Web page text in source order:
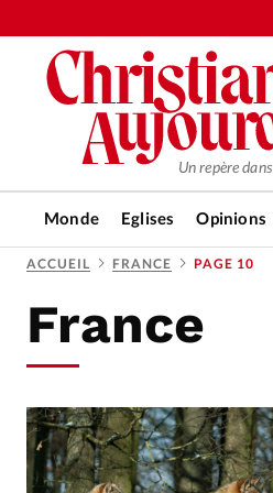
Un repère
Monde Eglises Opinions
RUBRIQUES
Tous les articles
Actualité
ACCUEIL FRANCE PAGE 10
France